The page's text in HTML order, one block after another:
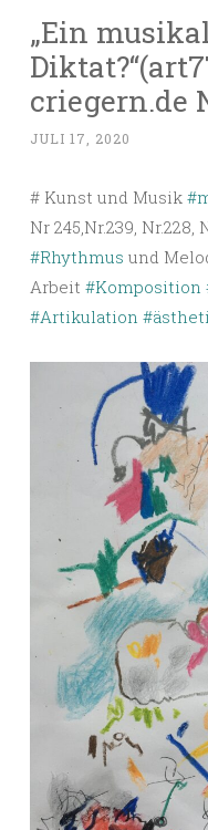
„Ein
criegern.de
JULI 17, 2020
# Kunst und Musik
Nr 245,Nr.239, Nr.228,
#Rhythmus und
Arbeit #Komposition
#Artikulation